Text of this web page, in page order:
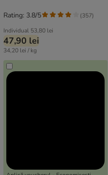
Individual 53,80 lei
47,90 lei
34,20 lei / kg
Rating: 3.8/5 (357)